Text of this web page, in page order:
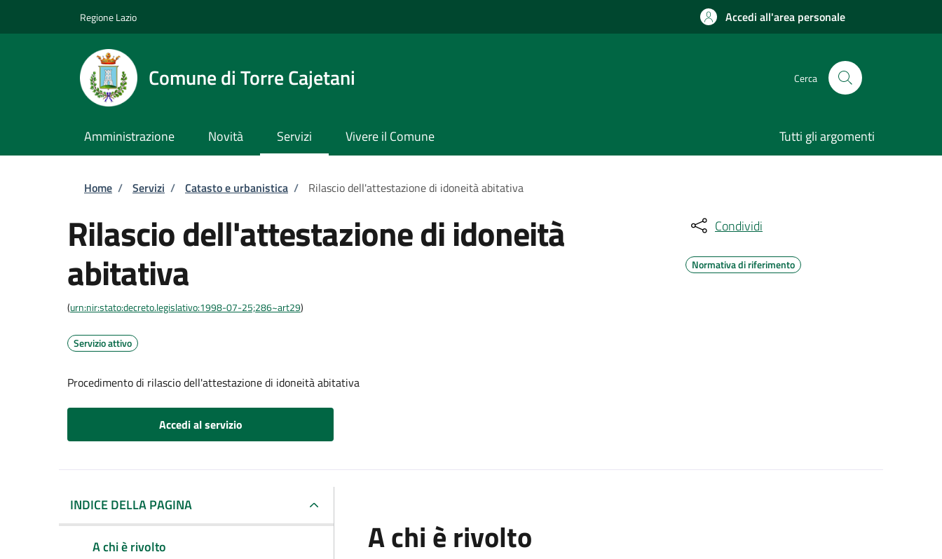
Regione Lazio Accedi all'area personale
Comune di Torre Cajetani Cerca
Amministrazione Novità Servizi Vivere il Comune Tutti gli argomenti
Briciole di pane
Home / Servizi / Catasto e urbanistica / Rilascio dell'attestazione di idoneità abitativa
Rilascio dell'attestazione di idoneità
abitativa
(urn:nir:stato:decreto.legislativo:1998-07-25;286~art29)
Servizio attivo
Procedimento di rilascio dell'attestazione di idoneità abitativa
Accedi al servizio
Condividi
Normativa di riferimento
INDICE DELLA PAGINA
A chi è rivolto
A chi è rivolto